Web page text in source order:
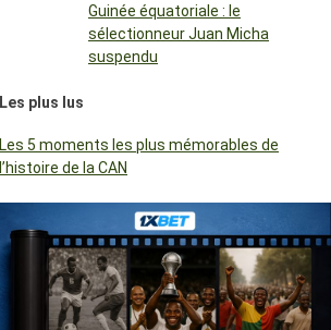
Guinée équatoriale : le
sélectionneur Juan Micha
suspendu
Les plus lus
Les 5 moments les plus mémorables de
l’histoire de la CAN